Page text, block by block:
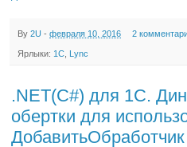
By 2U - февраля 10, 2016 2
Ярлыки: 1С Lync
.NET(C#) для 1С.
обертки для